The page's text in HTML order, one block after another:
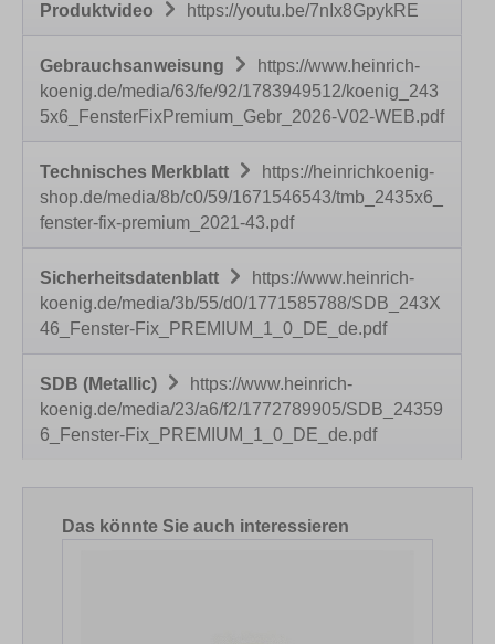
Produktvideo https://youtu.be/7nIx8GpykRE
Gebrauchsanweisung
https://www.heinrich-
koenig.de/media/63/fe/92/1783949512/koenig_243
5x6_FensterFixPremium_Gebr_2026-V02-WEB.pdf
Technisches Merkblatt
https://heinrichkoenig-
shop.de/media/8b/c0/59/1671546543/tmb_2435x6_
fenster-fix-premium_2021-43.pdf
Sicherheitsdatenblatt
https://www.heinrich-
koenig.de/media/3b/55/d0/1771585788/SDB_243X
46_Fenster-Fix_PREMIUM_1_0_DE_de.pdf
SDB (Metallic)
https://www.heinrich-
koenig.de/media/23/a6/f2/1772789905/SDB_24359
6_Fenster-Fix_PREMIUM_1_0_DE_de.pdf
Produktgalerie überspringen
Das könnte Sie auch interessieren